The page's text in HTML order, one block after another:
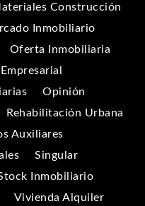
Construcción
Inmobiliario
Oferta Inmobiliaria
Opinión
Rehabilitación Urbana
Auxiliares
Singular
Inmobiliario
Vivienda Alquiler